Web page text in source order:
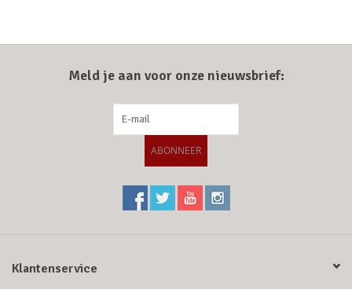
Meld je aan voor onze nieuwsbrief:
ABONNEER
Klantenservice